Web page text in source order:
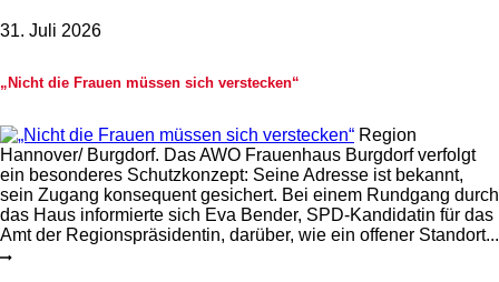
31. Juli 2026
„Nicht die Frauen müssen sich verstecken“
Region
Hannover/ Burgdorf. Das AWO Frauenhaus Burgdorf verfolgt
ein besonderes Schutzkonzept: Seine Adresse ist bekannt,
sein Zugang konsequent gesichert. Bei einem Rundgang durch
das Haus informierte sich Eva Bender, SPD-Kandidatin für das
Amt der Regionspräsidentin, darüber, wie ein offener Standort...